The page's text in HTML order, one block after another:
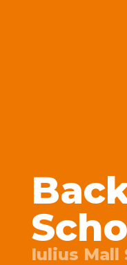
Iulius Mall